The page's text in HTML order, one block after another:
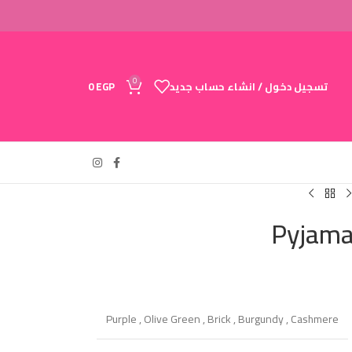
تسجيل دخول / انشاء حساب جديد 0
0EGP
Purple,Olive Green,Brick,Burgundy,Cashmere